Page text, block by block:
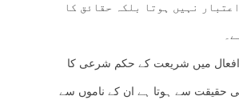
نہیں ہوتا بلکہ حقائق کا
افعال میں شریعت کے حکم شرعی کا
حقیقت سے ہوتا ہے ان کے ناموں سے